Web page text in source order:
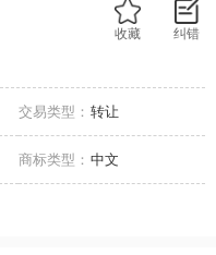
纠错
收藏
交易类型： 转让
商标类型： 中文